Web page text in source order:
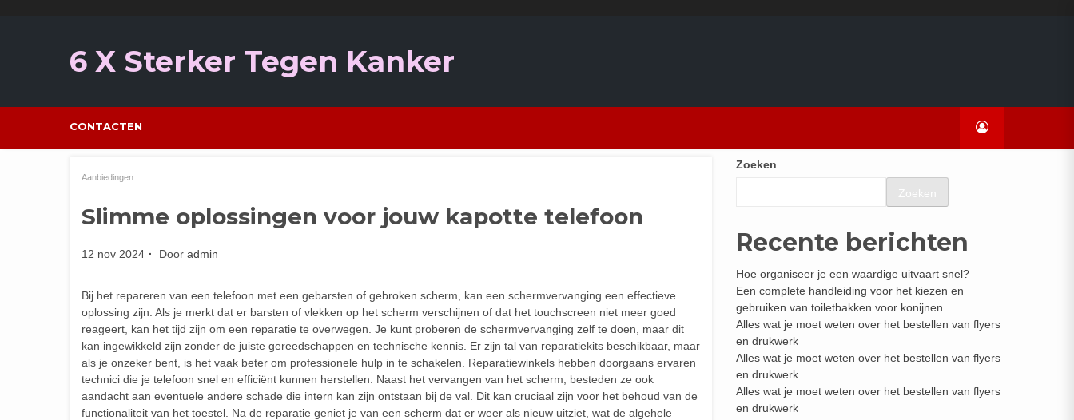
6 X Sterker Tegen Kanker
CONTACTEN
Aanbiedingen
Slimme oplossingen voor jouw kapotte telefoon
12 nov 2024 Door admin
Bij het repareren van een telefoon met een gebarsten of gebroken scherm, kan een schermvervanging een effectieve
oplossing zijn. Als je merkt dat er barsten of vlekken op het scherm verschijnen of dat het touchscreen niet meer goed
reageert, kan het tijd zijn om een reparatie te overwegen. Je kunt proberen de schermvervanging zelf te doen, maar dit
kan ingewikkeld zijn zonder de juiste gereedschappen en technische kennis. Er zijn tal van reparatiekits beschikbaar, maar
als je onzeker bent, is het vaak beter om professionele hulp in te schakelen. Reparatiewinkels hebben doorgaans ervaren
technici die je telefoon snel en efficiënt kunnen herstellen. Naast het vervangen van het scherm, besteden ze ook
aandacht aan eventuele andere schade die intern kan zijn ontstaan bij de val. Dit kan cruciaal zijn voor het behoud van de
functionaliteit van het toestel. Na de reparatie geniet je van een scherm dat er weer als nieuw uitziet, wat de algehele
Zoeken
Zoeken
Recente berichten
Hoe organiseer je een waardige uitvaart snel?
Een complete handleiding voor het kiezen en
gebruiken van toiletbakken voor konijnen
Alles wat je moet weten over het bestellen van flyers
en drukwerk
Alles wat je moet weten over het bestellen van flyers
en drukwerk
Alles wat je moet weten over het bestellen van flyers
en drukwerk